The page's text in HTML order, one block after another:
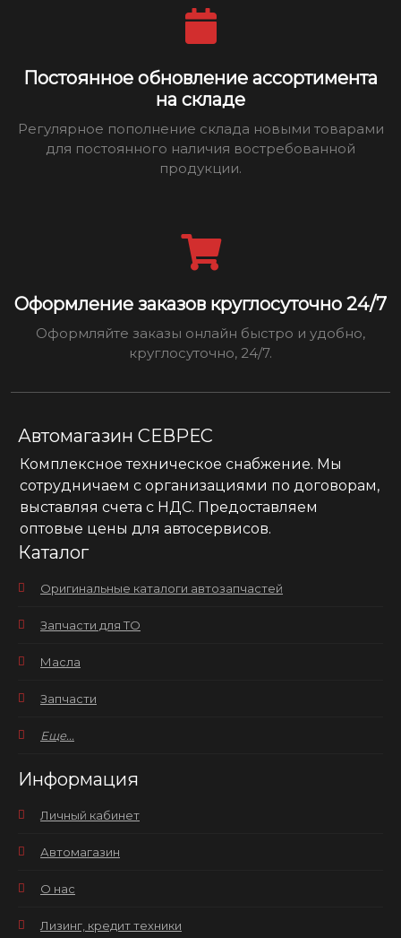
Постоянное обновление ассортимента
на складе
Регулярное пополнение склада новыми товарами
для постоянного наличия востребованной
продукции.
Оформление заказов круглосуточно 24/7
Оформляйте заказы онлайн быстро и удобно,
круглосуточно, 24/7.
Автомагазин СЕВРЕС
Комплексное техническое снабжение. Мы
сотрудничаем с организациями по договорам,
выставляя счета с НДС. Предоставляем
оптовые цены для автосервисов.
Каталог
Оригинальные каталоги автозапчастей
Запчасти для ТО
Масла
Запчасти
Еще...
Информация
Личный кабинет
Автомагазин
О нас
Лизинг, кредит техники